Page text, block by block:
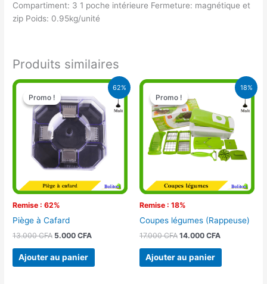
Compartiment: 3 1 poche intérieure Fermeture: magnétique et
zip Poids: 0.95kg/unité
Produits similaires
62%
Promo !
Remise : 62%
Promo !
Piège à Cafard
13.000CFA
Le
prix
initial
était :
13.000 CFA.
5.000CFA
Le
actuel
est :
5.000 CFA.
Ajouter au panier
18%
Promo !
Remise : 18%
Promo !
Coupes légumes (Rappeuse)
17.000CFA
Le
prix
initial
était :
17.000 CFA.
14.000 CFA
Le
14.000 CFA.
Ajouter au panier